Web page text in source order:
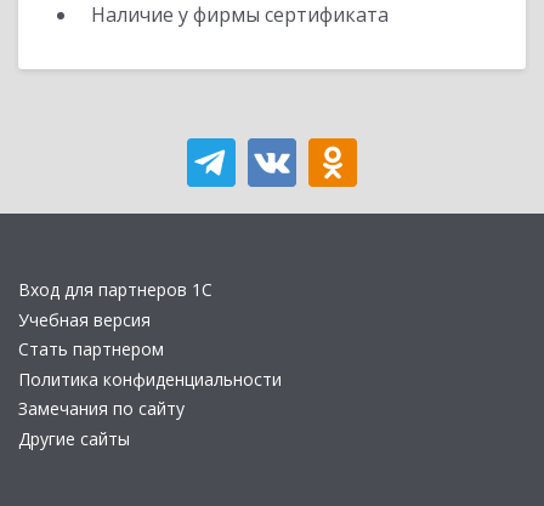
Наличие у фирмы сертификата
Вход для партнеров 1С
Учебная версия
Стать партнером
Политика конфиденциальности
Замечания по сайту
Другие сайты